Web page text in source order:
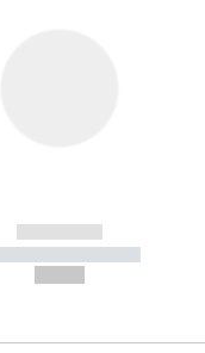
------------
-----------